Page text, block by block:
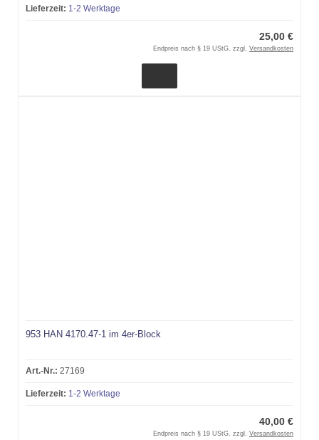
Lieferzeit: 1-2 Werktage
25,00 €
Endpreis nach § 19 UStG. zzgl. Versandkosten
953 HAN 4170.47-1 im 4er-Block
Art.-Nr.: 27169
Lieferzeit: 1-2 Werktage
40,00 €
Endpreis nach § 19 UStG. zzgl. Versandkosten